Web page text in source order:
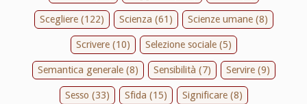
Scegliere (122) Scienza (61) Scienze umane (8)
Scrivere (10) Selezione sociale (5)
Semantica generale (8) Sensibilità (7) Servire (9)
Sesso (33) Sfida (15) Significare (8)